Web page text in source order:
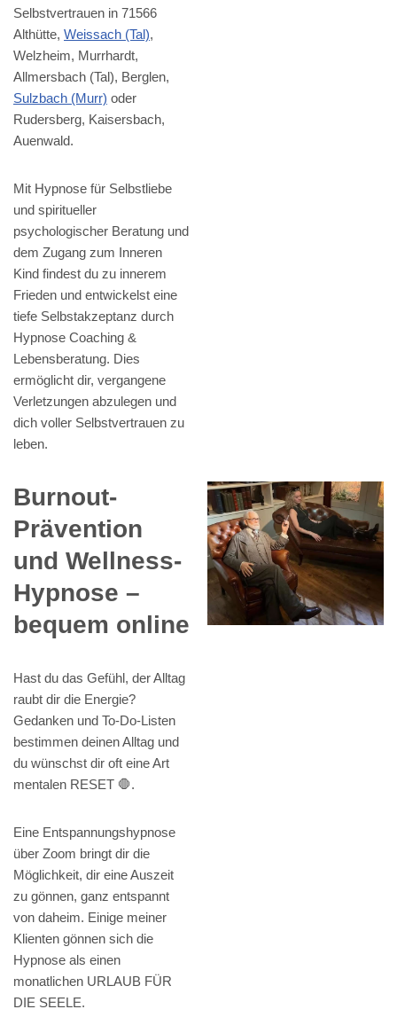
Selbstvertrauen in 71566
Althütte, Weissach (Tal),
Welzheim, Murrhardt,
Allmersbach (Tal), Berglen,
Sulzbach (Murr) oder
Rudersberg, Kaisersbach,
Auenwald.
Mit Hypnose für Selbstliebe
und spiritueller
psychologischer Beratung und
dem Zugang zum Inneren
Kind findest du zu innerem
Frieden und entwickelst eine
tiefe Selbstakzeptanz durch
Hypnose Coaching &
Lebensberatung. Dies
ermöglicht dir, vergangene
Verletzungen abzulegen und
dich voller Selbstvertrauen zu
leben.
Burnout-
Prävention
und Wellness-
Hypnose –
bequem online
Hast du das Gefühl, der Alltag
raubt dir die Energie?
Gedanken und To-Do-Listen
bestimmen deinen Alltag und
du wünschst dir oft eine Art
mentalen RESET 🛑.
Eine Entspannungshypnose
über Zoom bringt dir die
Möglichkeit, dir eine Auszeit
zu gönnen, ganz entspannt
von daheim. Einige meiner
Klienten gönnen sich die
Hypnose als einen
monatlichen URLAUB FÜR
DIE SEELE.